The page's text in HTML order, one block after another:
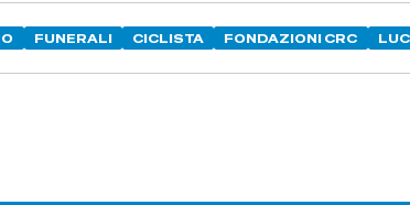
FUNERALI CICLISTA FONDAZIONI CRC